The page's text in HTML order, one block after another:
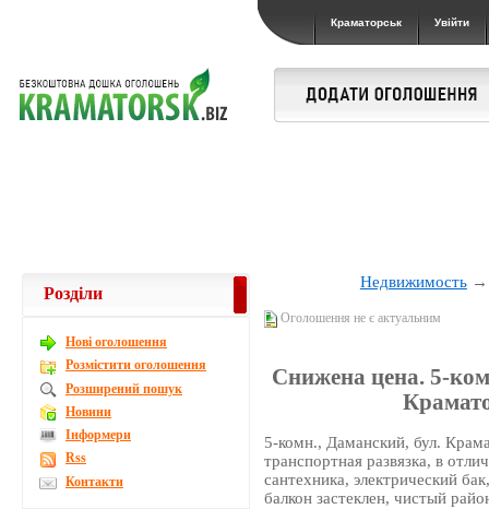
Краматорськ Увійти
Недвижимость
Оголошення не є актуальним
Снижена цена. 5-
5-комн., Даманский, бул.
транспортная развязка, в
сантехника, электрический
балкон застеклен, чистый
Розділи
Новi оголошення
Розмістити оголошення
Розширений пошук
Новини
Інформери
Rss
Контакти